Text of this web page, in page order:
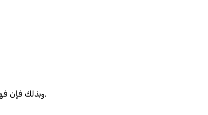
وبذلك فإن فهم كيفية حساب نقطة التعادل للمشروع تعتبر خطوة محورية في التخطيط المالي السليم وبناء مشروع قادر على الاستمرار والنمو في بيئة تنافسية.